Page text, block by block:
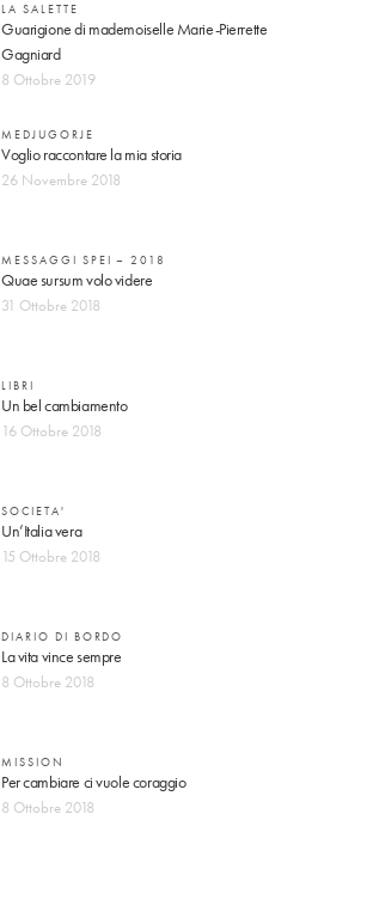
LA SALETTE
Guarigione di mademoiselle Marie-Pierrette
Gagniard
8 Ottobre 2019
MEDJUGORJE
Voglio raccontare la mia storia
26 Novembre 2018
MESSAGGI SPEI – 2018
Quae sursum volo videre
31 Ottobre 2018
LIBRI
Un bel cambiamento
16 Ottobre 2018
SOCIETA'
Un’Italia vera
15 Ottobre 2018
DIARIO DI BORDO
La vita vince sempre
8 Ottobre 2018
MISSION
Per cambiare ci vuole coraggio
8 Ottobre 2018